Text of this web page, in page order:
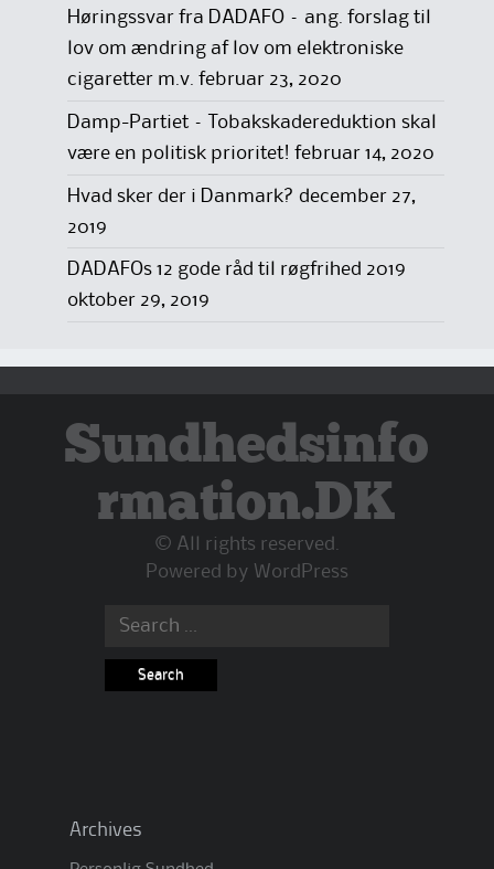
Høringssvar fra DADAFO – ang. forslag til
lov om ændring af lov om elektroniske
cigaretter m.v. februar 23, 2020
Damp-Partiet – Tobakskadereduktion skal
være en politisk prioritet! februar 14, 2020
Hvad sker der i Danmark? december 27,
2019
DADAFOs 12 gode råd til røgfrihed 2019
oktober 29, 2019
Sundhedsinfo
rmation.DK
© All rights reserved.
Powered by WordPress
Search
Archives